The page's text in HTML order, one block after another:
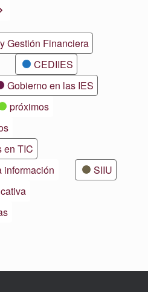
Gestión Financiera
CEDIIES
Gobierno en las IES
próximos
en TIC
información
SIIU